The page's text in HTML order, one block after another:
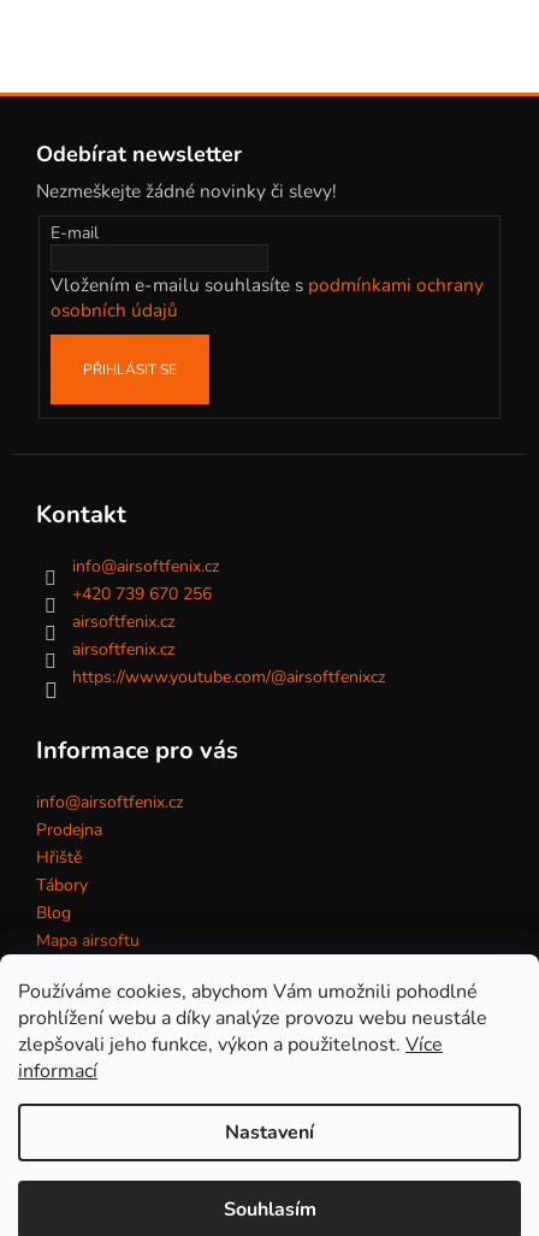
Používáme cookies, abychom Vám umožnili pohodlné
prohlížení webu a díky analýze provozu webu neustále
zlepšovali jeho funkce, výkon a použitelnost. Více
informací
Nastavení
Souhlasím
Odebírat newsletter
Nezmeškejte žádné novinky či slevy!
E-mail
Vložením e-mailu souhlasíte s podmínkami ochrany
osobních údajů
PŘIHLÁSIT SE
Kontakt
info@airsoftfenix.cz
+420 739 670 256
airsoftfenix.cz
airsoftfenix.cz
https://www.youtube.com/@airsoftfenixcz
Informace pro vás
info@airsoftfenix.cz
Prodejna
Hřiště
Tábory
Blog
Mapa airsoftu
Copyright 2026eshop AirsoftFenix.cz. Všechna práva
vyhrazena.